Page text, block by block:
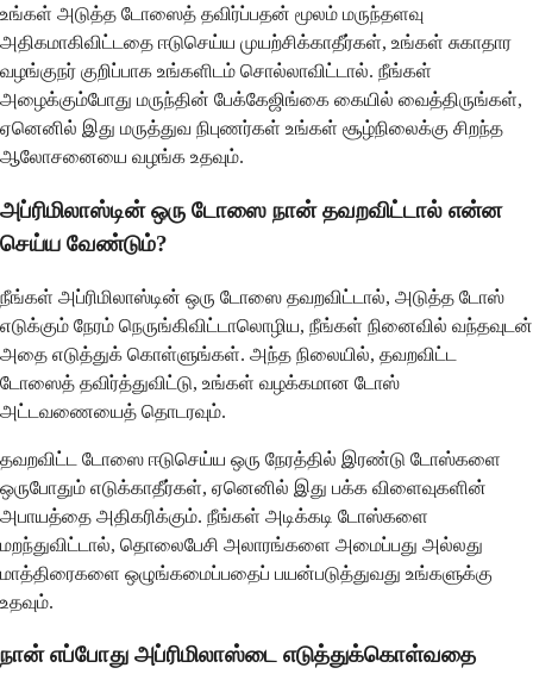
உங்கள் அடுத்த டோஸைத் தவிர்ப்பதன் மூலம் மருந்தளவு
அதிகமாகிவிட்டதை ஈடுசெய்ய முயற்சிக்காதீர்கள், உங்கள் சுகாதார
வழங்குநர் குறிப்பாக உங்களிடம் சொல்லாவிட்டால். நீங்கள்
அழைக்கும்போது மருந்தின் பேக்கேஜிங்கை கையில் வைத்திருங்கள்,
ஏனெனில் இது மருத்துவ நிபுணர்கள் உங்கள் சூழ்நிலைக்கு சிறந்த
ஆலோசனையை வழங்க உதவும்.
அப்ரிமிலாஸ்டின் ஒரு டோஸை நான் தவறவிட்டால் என்ன
செய்ய வேண்டும்?
நீங்கள் அப்ரிமிலாஸ்டின் ஒரு டோஸை தவறவிட்டால், அடுத்த டோஸ்
எடுக்கும் நேரம் நெருங்கிவிட்டாலொழிய, நீங்கள் நினைவில் வந்தவுடன்
அதை எடுத்துக் கொள்ளுங்கள். அந்த நிலையில், தவறவிட்ட
டோஸைத் தவிர்த்துவிட்டு, உங்கள் வழக்கமான டோஸ்
அட்டவணையைத் தொடரவும்.
தவறவிட்ட டோஸை ஈடுசெய்ய ஒரு நேரத்தில் இரண்டு டோஸ்களை
ஒருபோதும் எடுக்காதீர்கள், ஏனெனில் இது பக்க விளைவுகளின்
அபாயத்தை அதிகரிக்கும். நீங்கள் அடிக்கடி டோஸ்களை
மறந்துவிட்டால், தொலைபேசி அலாரங்களை அமைப்பது அல்லது
மாத்திரைகளை ஒழுங்கமைப்பதைப் பயன்படுத்துவது உங்களுக்கு
உதவும்.
நான் எப்போது அப்ரிமிலாஸ்டை எடுத்துக்கொள்வதை